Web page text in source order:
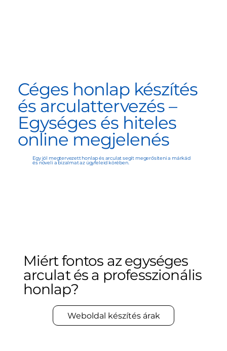
Céges honlap készítés
és arculattervezés –
Egységes és hiteles
online megjelenés
Egy jól megtervezett honlap és arculat segít megerősíteni a márkád
és növeli a bizalmat az ügyfeleid körében.
Miért fontos az egységes
arculat és a professzionális
honlap?
Weboldal készítés árak